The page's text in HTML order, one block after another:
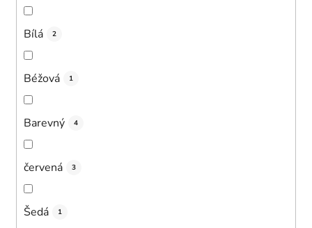
Bílá 2
Béžová 1
Barevný 4
červená 3
Šedá 1